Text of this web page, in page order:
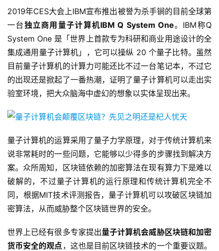
2019年CES大会上IBM宣布推出被誉为杀手锏的目前全球第
一台独立商用量子计算机IBM Q System One。IBM称Q
System One 是「世界上首款专为科研和商业用途设计的全
集成通用量子计算机」，它可以操纵 20 个量子比特。虽然
目前量子计算机的计算力可能还比不过一台笔记本，不过它
的出现还是掀起了一番热潮，证明了量子计算机可以走出实
验室环境，把大众脑海中虚幻的想象以实体呈现出来。
量子计算机的运算采用了量子力学原理，对于传统计算机来
说非常耗时的一些问题，它能够以少得多的步骤找到解决方
案。众所周知，区块链依赖的加密算法在现有算力下是难以
破解的，不过量子计算机的运行原理和传统计算机完全不
同，根据MIT技术评测报告，量子计算机可以攻破区块链加
密算法，从而威胁整个区块链世界的安全。
世界上已经有很多专家提出量子计算机会威胁区块链和加密
货币安全的观点 ，这也是目前区块链技术的一个重要议题。